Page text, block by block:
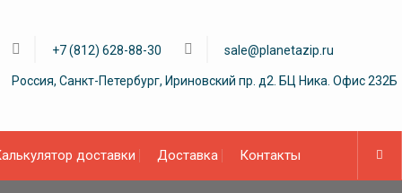
+7 (812) 628-88-30 sale@planetazip.ru
Россия, Санкт-Петербург, Ириновский пр. д2. БЦ Ника. Офис 232Б
доставки Доставка Контакты